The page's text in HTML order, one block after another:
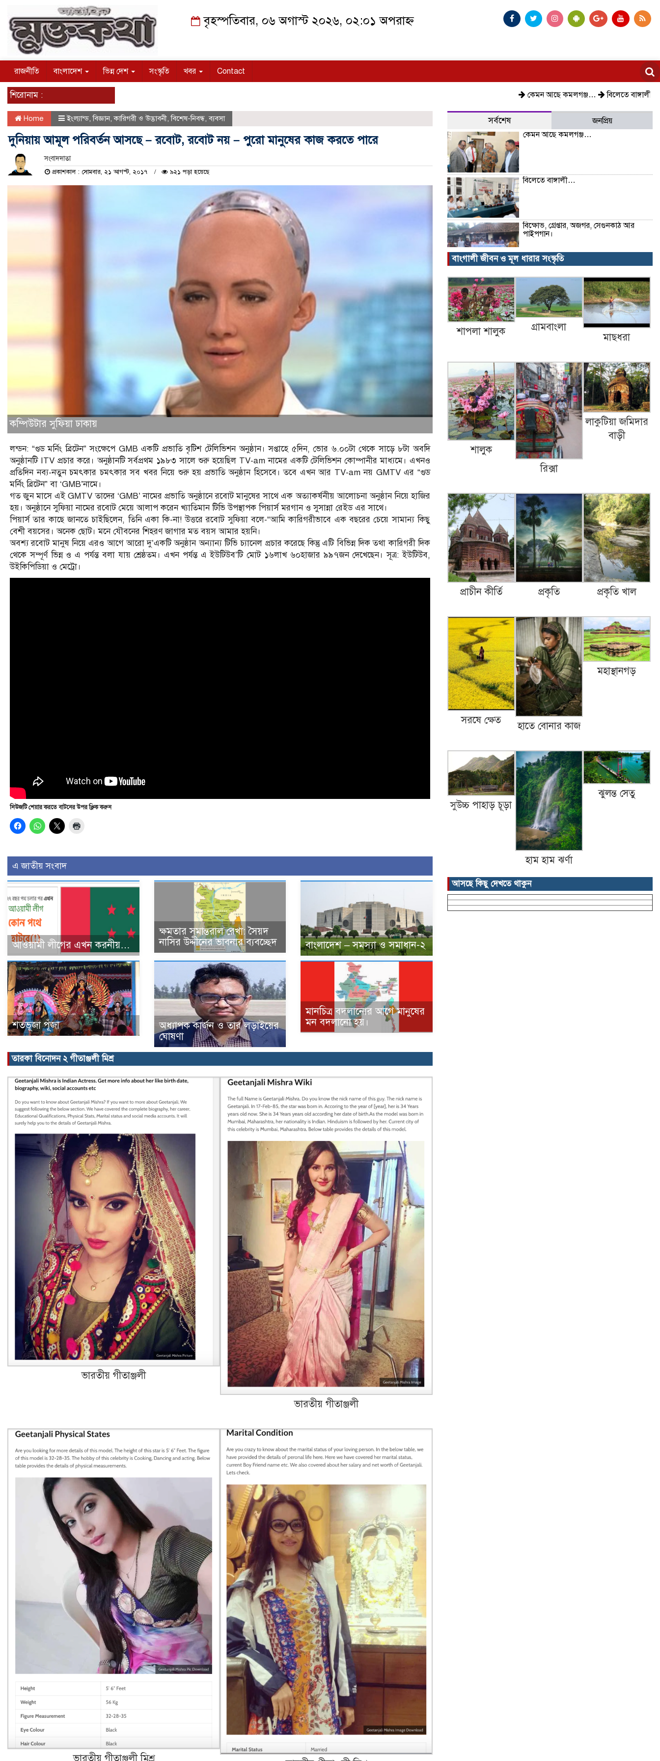
বৃহস্পতিবার, ০৬ অগাস্ট ২০২৬, ০২:০১ অপরাহ্ন
রাজনীতি বাংলাদেশ ভিন্ন দেশ সংস্কৃতি খবর Contact
শিরোনাম : কেমন আছে কমলগঞ্জ… বিলেতে বাঙ্গালী…
Home ইংল্যান্ড,বিজ্ঞান, ‌কারিগরী ও উদ্ভাবনী,বিশেষ-নিবন্ধ,ব্যবসা
দুনিয়ায় আমূল পরিবর্তন আসছে – রবোট, রবোট নয় – পুরো মানুষের কাজ করতে পারে
সংবাদদাতা
প্রকাশকাল : সোমবার, ২১ আগস্ট, ২০১৭ ৯২১ পড়া হয়েছে
কম্পিউটার সুফিয়া ঢাকায়
লন্ডন: “গুড মর্নিং ব্রিটেন” সংক্ষেপে GMB একটি প্রভাতি বৃটিশ টেলিভিশন অনুষ্ঠান। সপ্তাহে ৫দিন, ভোর ৬.০০টা থেকে সাড়ে ৮টা অবদি
অনুষ্ঠানটি ITV প্রচার করে। অনুষ্ঠানটি সর্বপ্রথম ১৯৮৩ সালে শুরু হয়েছিল TV-am নামের একটি টেলিভিশন কোম্পানীর মাধ্যমে। এখন‌ও
প্রতিদিন নব্য-নতুন চমৎকার চমৎকার সব খবর নিয়ে শুরু হয় প্রভাতি অনুষ্ঠান হিসেবে। তবে এখন আর TV-am নয় GMTV এর “গুড
মর্নিং ব্রিটেন” বা ‘GMB’নামে।
গত জুন মাসে এই GMTV তাদের ‘GMB’ নামের প্রভাতি অনুষ্ঠানে রবোট মানুষের সাথে এক অত্যাকর্ষনীয় আলোচনা অনুষ্ঠান নিয়ে হাজির
হয়। অনুষ্ঠানে সুফিয়া নামের রবোট মেয়ে আলাপ করেন খ্যাতিমান টিভি উপস্থাপক পিয়ার্স মরগান ‌ও সুসান্না রেইড এর সাথে।
পিয়ার্স তার কাছে জানতে চাইছিলেন, তিনি একা কি-না! উত্তরে রবোট সুফিয়া বলে-“আমি কারিগরীভাবে এক বছরের চেয়ে সামান্য কিছু
বেশী বয়সের। অনেক ছোট। মনে যৌবনের শিহরণ জাগার মত বয়স আমার হয়নি।
অবশ্য রবোট মানুষ নিয়ে এর‌ও আগে আরো দু’একটি অনুষ্ঠান অন্যান্য টিভি চ্যানেল প্রচার করেছে কিন্তু এটি বিভিন্ন দিক তথা কারিগরী দিক
থেকে সম্পূর্ণ ভিন্ন ‌ও এ পর্যন্ত বলা যায় শ্রেষ্ঠতম। এখন পর্যন্ত এ ইউটিউব’টি মোট ১৬লাখ ৬০হাজার ৯৯৭জন দেখেছেন। সূত্র: ইউটিউব,
উইকিপিডিয়া ‌ও মেট্রো।
নিউজটি শেয়ার করতে বাটনের উপর ক্লিক করুন
এ জাতীয় সংবাদ
আওয়ামী লীগের এখন করনীয়…
ক্ষমতার সমান্তরাল রেখা: সৈয়দ
নাসির উদ্দীনের ভাবনার ব্যবচ্ছেদ
বাংলাদেশ – সমস্যা ও সমাধান-২
শতভূজা পূঁজা
অধ্যাপক কার্জন ও তার লড়াইয়ের
ঘোষণা
মানচিত্র বদলানোর আগে মানুষের
মন বদলানো হয়।
তারকা বিনোদন ২ গীতাঞ্জলী মিশ্র
ভারতীয় গীতাঞ্জলী
ভারতীয় গীতাঞ্জলী
ভারতীয় গীতাঞ্জলী মিশ্র
সর্বশেষ
জনপ্রিয়
কেমন আছে কমলগঞ্জ…
বিলেতে বাঙ্গালী…
বিক্ষোভ, গ্রেপ্তার, অজগর, সেগুনকাঠ আর
পাইপগান।
কমলগঞ্জের খবর…
গৃহবধূর ঝুলন্ত মরদেহ উদ্ধার!
আওয়ামী লীগের এখন করনীয়…
বিলেতে বাঙ্গালী…
গেলো সপ্তাহের কমলগঞ্জ।
সমাজতান্ত্রিক ছাত্র ফ্রন্ট
বাংগালী জীবন ও মূল ধারার সংস্কৃতি
শাপলা শালুক
গ্রামবাংলা
মাছধরা
শালুক
রিক্সা
লাকুটিয়া জমিদার
বাড়ী
প্রাচীন কীর্তি প্রকৃতি প্রকৃতি খাল
সরষে ক্ষেত হাতে বোনার কাজ
মহাস্থানগড়
সুউচ্চ পাহাড় চূড়া
হাম হাম ঝর্ণা
ঝুলন্ত সেতু
আসছে কিছু দেখতে থাকুন